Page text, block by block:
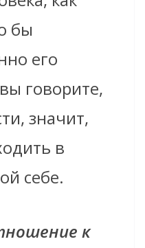
бы
его
говорите,
значит,
в
себе.
к